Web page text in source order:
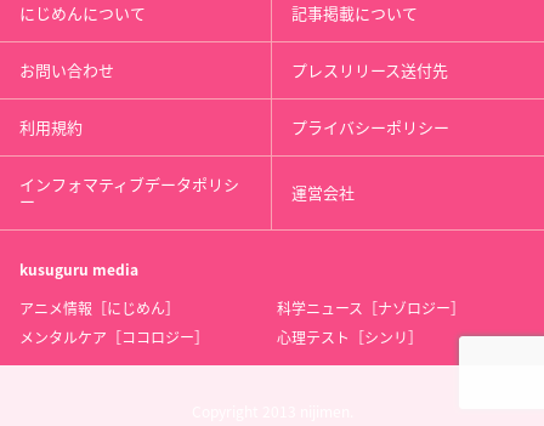
にじめんについて 記事掲載について
お問い合わせ プレスリリース送付先
利用規約 プライバシーポリシー
インフォマティブデータポリシ
ー 運営会社
kusuguru media
アニメ情報［にじめん］
科学ニュース［ナゾロジー］
メンタルケア［ココロジー］
心理テスト［シンリ］